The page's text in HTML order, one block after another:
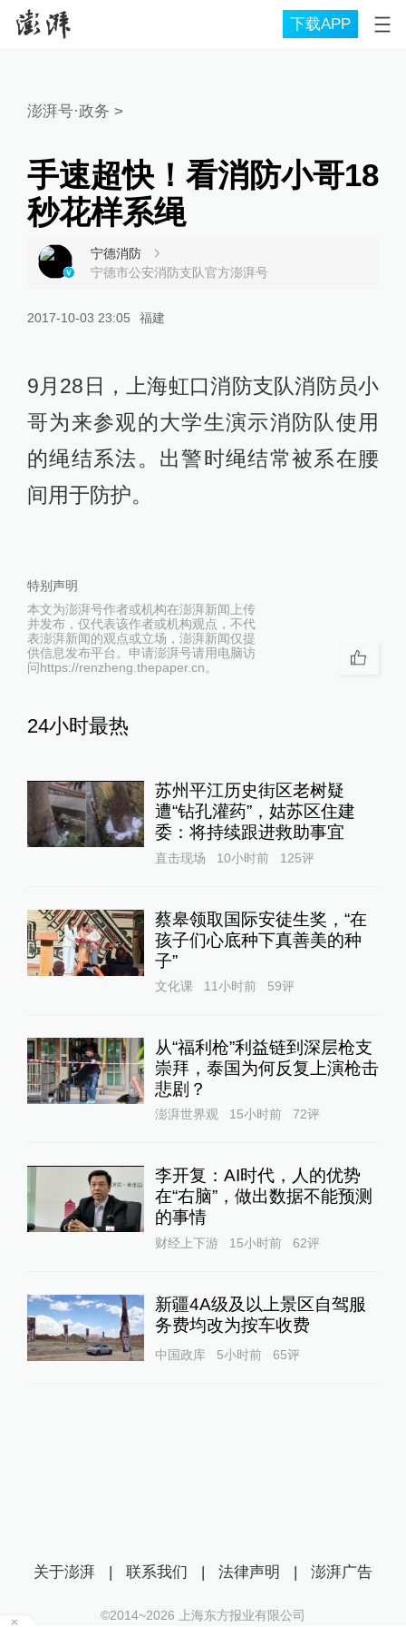
下载APP
澎湃号·政务 >
手速超快！看消防小哥18
秒花样系绳
宁德消防
宁德市公安消防支队官方澎湃号
2017-10-03 23:05 福建
9月28日，上海虹口消防支队消防员小
哥为来参观的大学生演示消防队使用
的绳结系法。出警时绳结常被系在腰
间用于防护。
特别声明
本文为澎湃号作者或机构在澎湃新闻上传
并发布，仅代表该作者或机构观点，不代
表澎湃新闻的观点或立场，澎湃新闻仅提
供信息发布平台。申请澎湃号请用电脑访
问https://renzheng.thepaper.cn。
24小时最热
苏州平江历史街区老树疑
遭“钻孔灌药”，姑苏区住建
委：将持续跟进救助事宜
直击现场 10小时前 125评
蔡皋领取国际安徒生奖，“在
孩子们心底种下真善美的种
子”
文化课 11小时前 59评
从“福利枪”利益链到深层枪支
崇拜，泰国为何反复上演枪击
悲剧？
澎湃世界观 15小时前 72评
李开复：AI时代，人的优势
在“右脑”，做出数据不能预测
的事情
财经上下游 15小时前 62评
新疆4A级及以上景区自驾服
务费均改为按车收费
中国政库 5小时前 65评
关于澎湃 | 联系我们 | 法律声明 | 澎湃广告
©2014~2026 上海东方报业有限公司